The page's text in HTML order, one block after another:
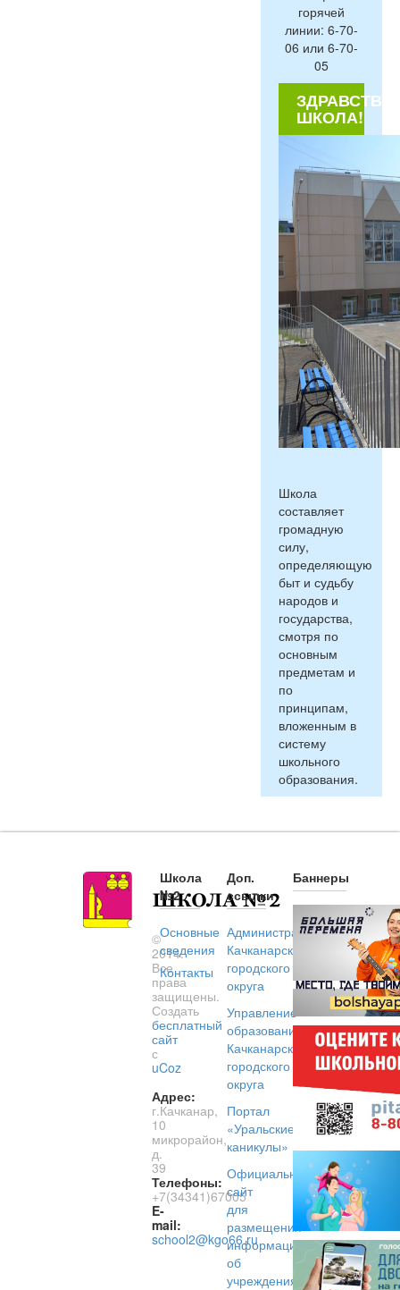
горячей
линии: 6-70-
06 или 6-70-
05
ШКОЛА!
Школа
составляет
громадную
силу,
определяющую
быт и судьбу
народов и
государства,
смотря по
основным
предметам и
по
принципам,
вложенным в
систему
школьного
образования.
©
2014.
Все
права
защищены.
Создать
бесплатный
сайт
с
uCoz
Адрес:
г.Качканар,
10
микрорайон,
д.
39
Телефоны:
+7(34341)67005
E-
mail:
school2@kgo66.ru
Школа
№2
Основные
сведения
Контакты
Доп.
ссылки
Администрация
Качканарского
городского
округа
Управление
образованием
Качканарского
городского
округа
Портал
«Уральские
каникулы»
Официальный
сайт
для
размещения
информации
об
учреждениях
Баннеры